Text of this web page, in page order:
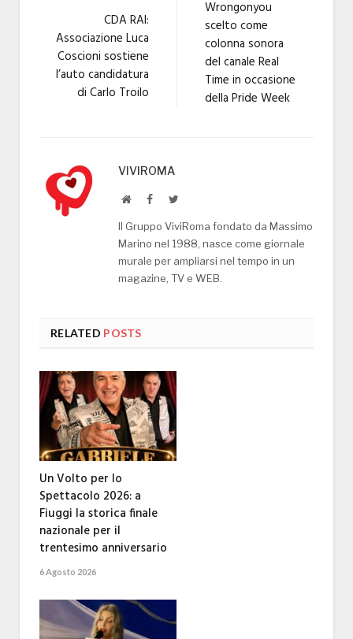
CDA RAI:
Associazione Luca
Coscioni sostiene
l’auto candidatura
di Carlo Troilo
Wrongonyou
scelto come
colonna sonora
del canale Real
Time in occasione
della Pride Week
VIVIROMA
WebsiteFacebookTwitter
Il Gruppo ViviRoma fondato da Massimo
Marino nel 1988, nasce come giornale
murale per ampliarsi nel tempo in un
magazine, TV e WEB.
RELATED POSTS
Un Volto per lo
Spettacolo 2026: a
Fiuggi la storica finale
nazionale per il
trentesimo anniversario
6 Agosto 2026